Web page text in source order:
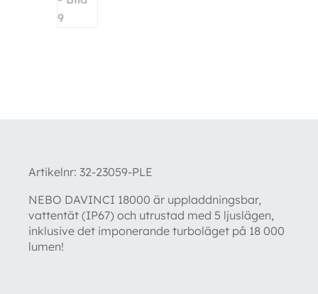
Artikelnr: 32-23059-PLE
NEBO DAVINCI 18000 är uppladdningsbar,
vattentät (IP67) och utrustad med 5 ljuslägen,
inklusive det imponerande turboläget på 18 000
lumen!